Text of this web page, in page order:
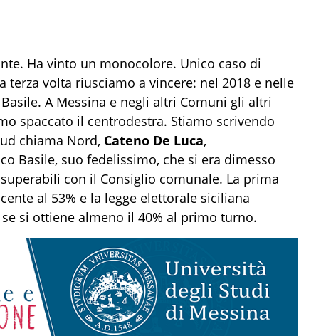
Ha vinto un monocolore. Unico caso di
volta riusciamo a vincere: nel 2018 e nelle
A Messina e negli altri Comuni gli altri
spaccato il centrodestra. Stiamo scrivendo
chiama Nord, Cateno De Luca,
Basile, suo fedelissimo, che si era dimesso
con il Consiglio comunale. La prima
al 53% e la legge elettorale siciliana
si ottiene almeno il 40% al primo turno.